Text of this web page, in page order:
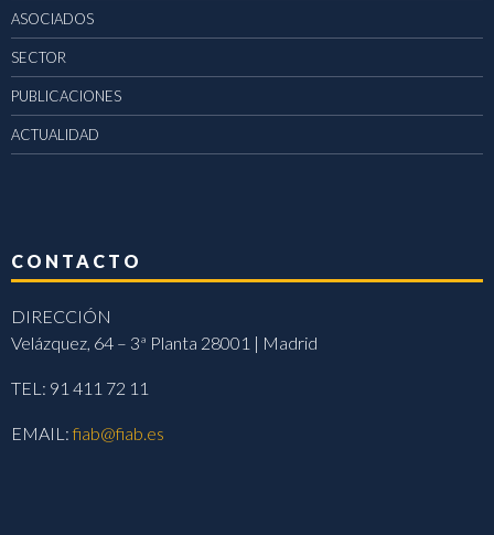
ASOCIADOS
SECTOR
PUBLICACIONES
ACTUALIDAD
CONTACTO
DIRECCIÓN
Velázquez, 64 – 3ª Planta 28001 | Madrid
TEL: 91 411 72 11
EMAIL:fiab@fiab.es